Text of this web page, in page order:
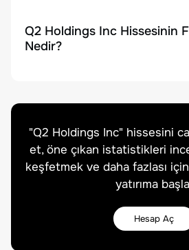
Q2 Holdings Inc Hissesinin
Nedir?
"Q2 Holdings Inc" hissesini
et, öne çıkan istatistikleri
keşfetmek ve daha fazlası
yatırıma
Hesap Aç